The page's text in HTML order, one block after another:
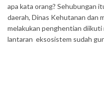
apa kata orang? Sehubungan
daerah, Dinas Kehutanan dan
melakukan penghentian diikuti
lantaran eksosistem sudah